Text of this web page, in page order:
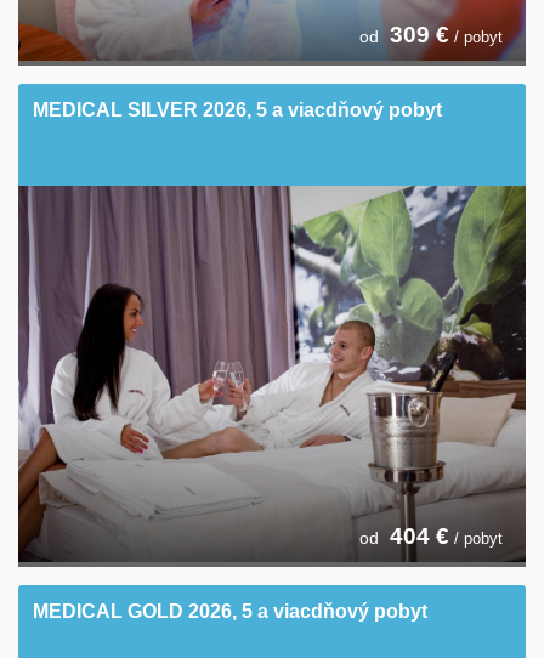
od 309€ / pobyt
MEDICAL SILVER 2026, 5 a viacdňový pobyt
od 404 € / pobyt
MEDICAL GOLD 2026, 5 a viacdňový pobyt